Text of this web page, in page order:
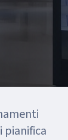
pianifica